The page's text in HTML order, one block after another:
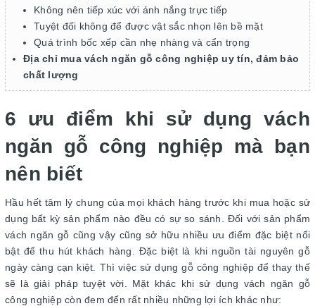
Không nên tiếp xúc với ánh nắng trực tiếp
Tuyệt đối không để được vật sắc nhọn lên bề mặt
Quá trình bốc xếp cần nhẹ nhàng và cẩn trọng
Địa chỉ mua vách ngăn gỗ công nghiệp uy tín, đảm bảo
chất lượng
6 ưu điểm khi sử dụng vách
ngăn gỗ công nghiệp mà bạn
nên biết
Hầu hết tâm lý chung của mọi khách hàng trước khi mua hoặc sử
dụng bất kỳ sản phẩm nào đều có sự so sánh. Đối với sản phẩm
vách ngăn gỗ cũng vậy cũng sở hữu nhiều ưu điểm đặc biệt nổi
bật để thu hút khách hàng. Đặc biệt là khi nguồn tài nguyên gỗ
ngày càng cạn kiệt. Thì việc sử dụng gỗ công nghiệp để thay thế
sẽ là giải pháp tuyệt vời. Mặt khác khi sử dụng vách ngăn gỗ
công nghiệp còn đem đến rất nhiều những lợi ích khác như: